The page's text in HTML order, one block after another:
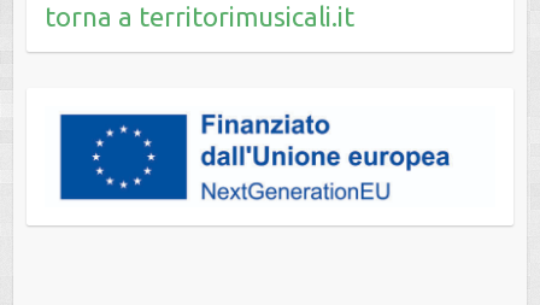
torna a territorimusicali.it